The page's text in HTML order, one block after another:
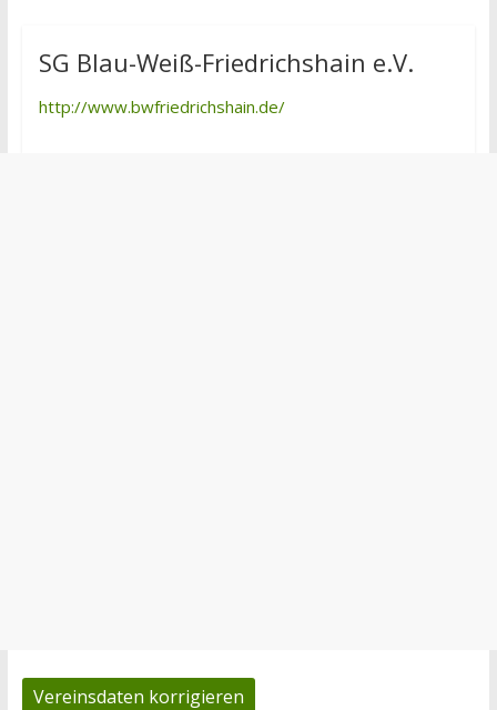
SG Blau-Weiß-Friedrichshain e.V.
http://www.bwfriedrichshain.de/
Vereinsdaten korrigieren